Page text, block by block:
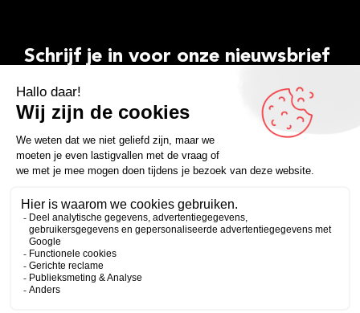
Schrijf je in voor onze nieuwsbrief
E-
mailadres
Inschrijven
FacebookInstagramLinkedInYouTubeSpotify
Copyright 2026